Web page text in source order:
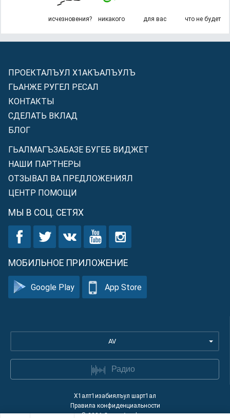
что не будет
для вас
никакого
исчезновения?
ПРОЕКТАЛЪУЛ Х1АКЪАЛЪУЛЪ
ГЬАНЖЕ РУГЕЛ РЕСАЛ
КОНТАКТЫ
СДЕЛАТЬ ВКЛАД
БЛОГ
ГЬАЛМАГЪЗАБАЗЕ БУГЕБ ВИДЖЕТ
НАШИ ПАРТНЕРЫ
ОТЗЫВАЛ ВА ПРЕДЛОЖЕНИЯЛ
ЦЕНТР ПОМОЩИ
МЫ В СОЦ. СЕТЯХ
МОБИЛЬНОЕ ПРИЛОЖЕНИЕ
Google Play App Store
AV
Радио
Х1алт1изабиялъул шарт1ал
Правила конфиденциальности
©2026Quran Academy